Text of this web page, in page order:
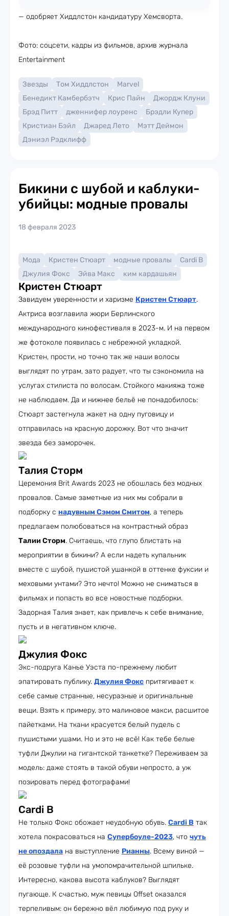
— одобряет Хиддлстон кандидатуру Хемсворта.
Фото: соцсети, кадры из фильмов, архив журнала
Entertainment
Звезды Том Хиддлстон
Marvel
Бенедикт Камбербэтч
Крис Пайн
Джордж Клуни
Брэд Питт
дженнифер лоуренс
Брэдли Купер
Кристиан Бэйл
Джаред Лето
Мэтт Деймон
Дэниэл Рэдклифф
Бикини с шубой и каблуки-
убийцы: модные провалы
18 февраля 2023
Мода Кристен Стюарт модные провалы
Cardi B
Джулия Фокс
Эйва Макс ким кардашьян
Кристен Стюарт
Завидуем уверенности и харизме Кристен Стюарт.
Актриса возглавила жюри Берлинского
международного кинофестиваля в 2023-м. И на первом
же фотоколе появилась с небрежной укладкой.
Кристен, прости, но точно так же наши волосы
выглядят по утрам, зато радует, что ты сэкономила на
услугах стилиста по волосам. Стойкого макияжа тоже
не наблюдаем. Да и нижнее бельё не понадобилось:
Стюарт застегнула жакет на одну пуговицу и
отправилась на красную дорожку. Вот что значит
звезда без заморочек.
Талия Сторм
Церемония Brit Awards 2023 не обошлась без модных
провалов. Самые заметные из них мы собрали в
подборку с надувным Сэмом Смитом, а теперь
предлагаем полюбоваться на контрастный образ
Талии Сторм. Считаешь, что глупо блистать на
мероприятии в бикини? А если надеть купальник
вместе с шубой, пушистой ушанкой в оттенке фуксии и
меховыми унтами? Это нечто! Можно не сниматься в
фильмах и попасть во все новостные подборки.
Задорная Талия знает, как привлечь к себе внимание,
пусть и в негативном ключе.
Джулия Фокс
Экс-подруга Канье Уэста по-прежнему любит
эпатировать публику. Джулия Фокс притягивает к
себе самые странные, несуразные и оригинальные
вещи. Взять к примеру, это малиновое макси, расшитое
пайетками. На ткани красуется белый пудель с
пушистыми ушами. Но и это не всё! Как тебе белые
туфли Джулии на гигантской танкетке? Переживаем за
модель: даже стоять в такой обуви непросто, а уж
позировать перед фотографами!
Cardi B
Не только Фокс обожает неудобную обувь. Cardi B так
хотела покрасоваться на Супербоуле-2023, что чуть
не опоздала на выступление Рианны. Всему виной —
её розовые туфли на умопомрачительной шпильке.
Интересно, какова высота каблуков? Выглядят
пугающе. К счастью, муж певицы Offset оказался
терпеливым: он бережно вёл любимую под руку и